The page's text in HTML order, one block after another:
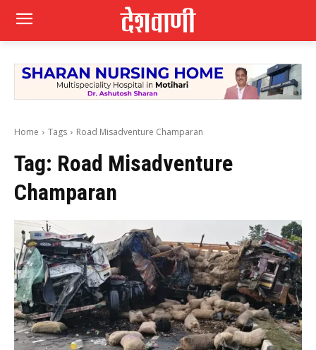
Home Tags Road Misadventure Champaran
Tag: Road Misadventure
Champaran